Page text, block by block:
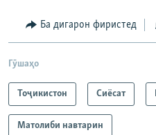
Ба дигарон фиристед
Гӯшаҳо
Тоҷикистон Сиёсат
Матолиби навтарин